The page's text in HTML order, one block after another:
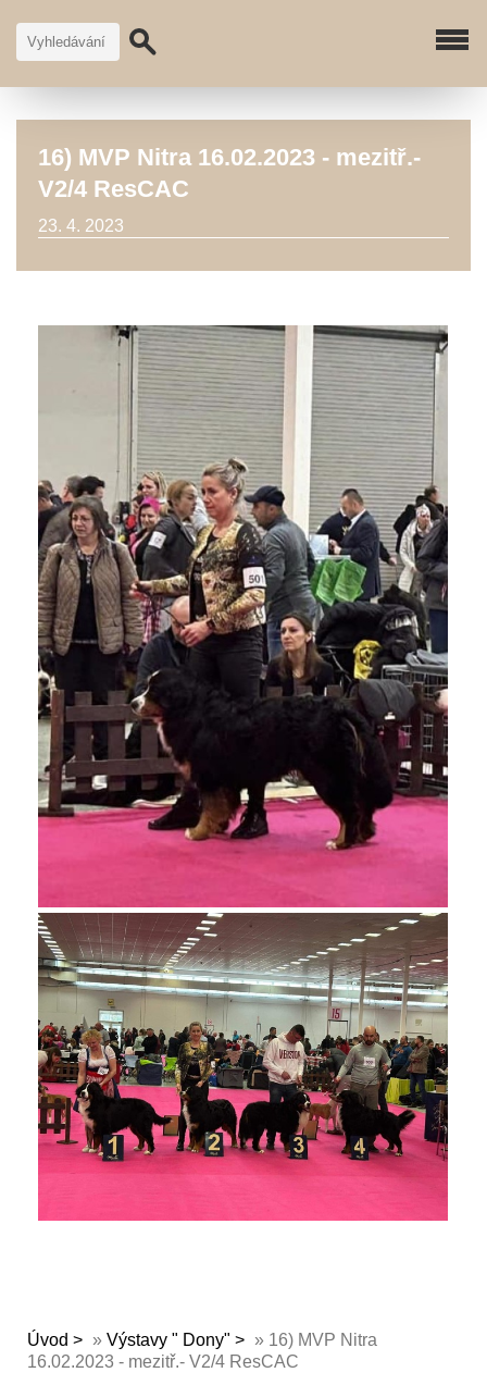
16) MVP Nitra 16.02.2023 - mezitř.-
V2/4 ResCAC
23. 4. 2023
Úvod » Výstavy " Dony" » 16) MVP Nitra
16.02.2023 - mezitř.- V2/4 ResCAC